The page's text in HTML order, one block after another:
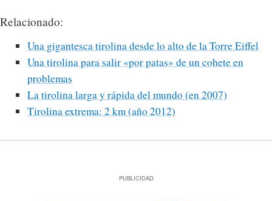
Relacionado:
Una gigantesca tirolina desde lo alto de la Torre Eiffel
Una tirolina para salir «por patas» de un cohete en
problemas
La tirolina larga y rápida del mundo (en 2007)
Tirolina extrema: 2 km (año 2012)
PUBLICIDAD